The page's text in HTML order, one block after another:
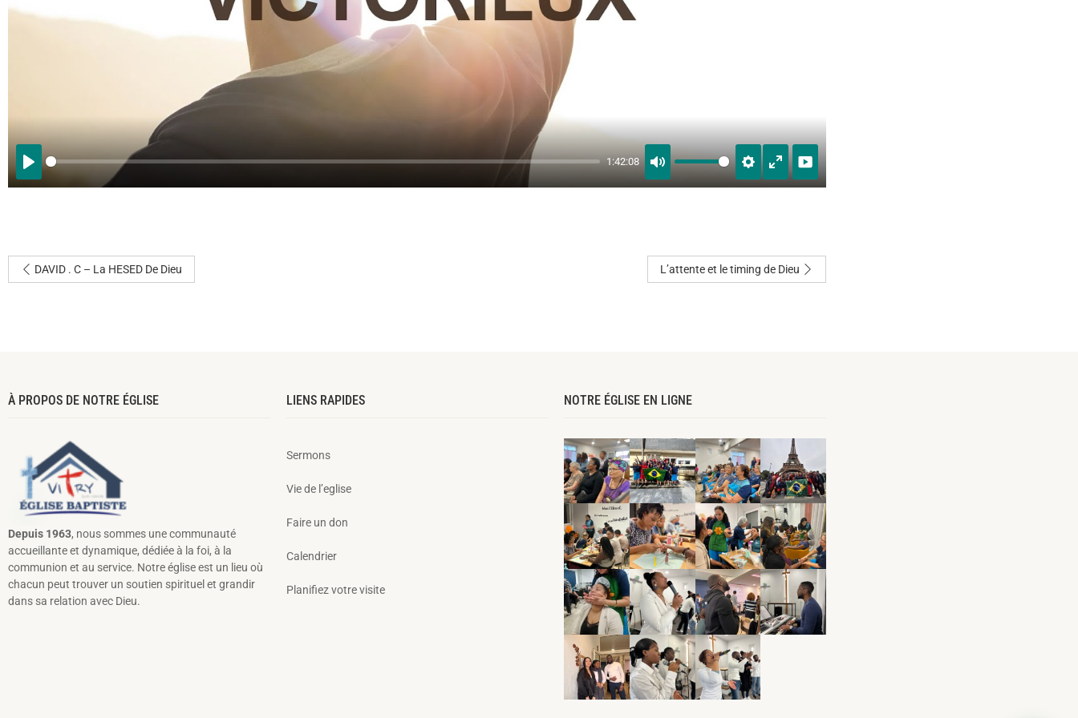
PLAY
1:42:08
MUTE SETTINGSENTER
FULLSCREEN
DAVID . C – La HESED De Dieu L’attente et le timing de Dieu
À PROPOS DE NOTRE ÉGLISE
Depuis 1963, nous sommes une communauté
accueillante et dynamique, dédiée à la foi, à la
communion et au service. Notre église est un lieu où
chacun peut trouver un soutien spirituel et grandir
dans sa relation avec Dieu.
LIENS RAPIDES
Sermons
Vie de l’eglise
Faire un don
Calendrier
Planifiez votre visite
NOTRE ÉGLISE EN LIGNE